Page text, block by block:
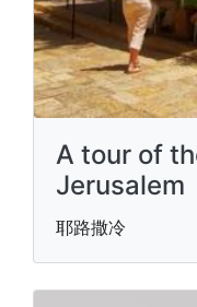
A tour of
Jerusalem
耶路撒冷